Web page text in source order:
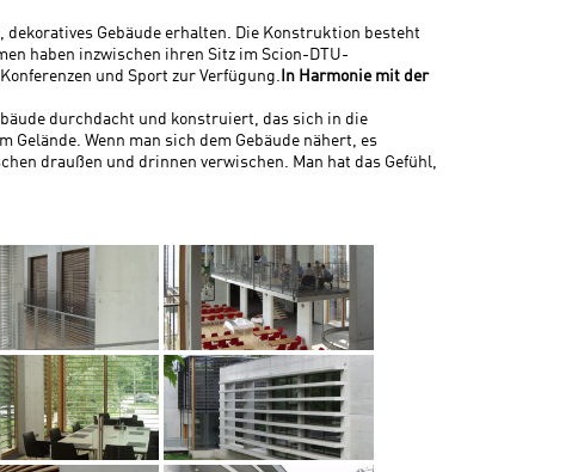
Gebäude erhalten. Die Konstruktion besteht
haben inzwischen ihren Sitz im Scion-DTU-
und Sport zur Verfügung.
In Harmonie mit der
durchdacht und konstruiert, das sich in die
Gelände. Wenn man sich dem Gebäude nähert, es
draußen und drinnen verwischen. Man hat das Gefühl,